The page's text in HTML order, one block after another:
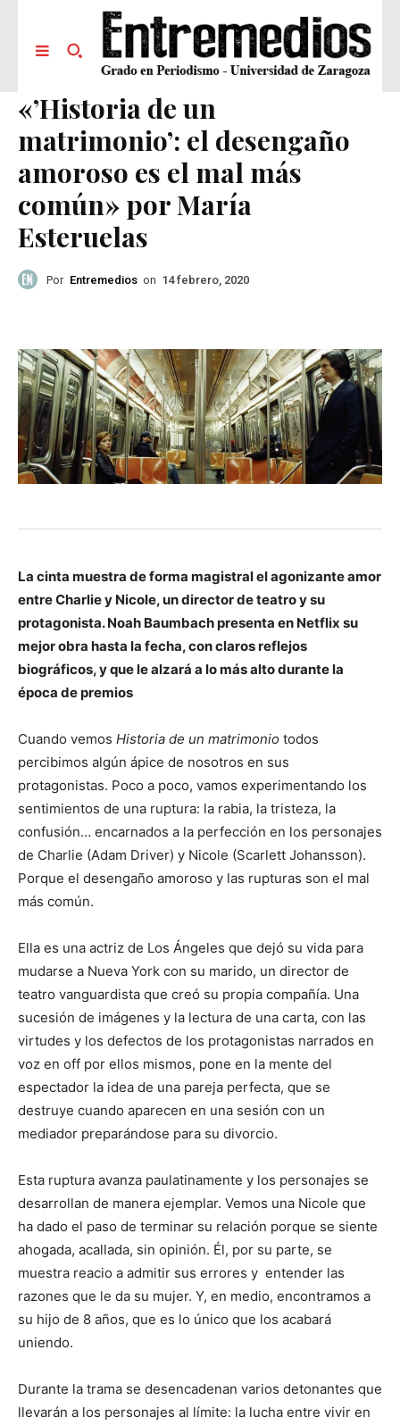
«’Historia de un
matrimonio’: el desengaño
amoroso es el mal más
común» por María
Esteruelas
Por Entremedios on 14 febrero, 2020
La cinta muestra de forma magistral el agonizante amor
entre Charlie y Nicole, un director de teatro y su
protagonista. Noah Baumbach presenta en Netflix su
mejor obra hasta la fecha, con claros reflejos
biográficos, y que le alzará a lo más alto durante la
época de premios
Cuando vemos Historia de un matrimonio todos
percibimos algún ápice de nosotros en sus
protagonistas. Poco a poco, vamos experimentando los
sentimientos de una ruptura: la rabia, la tristeza, la
confusión… encarnados a la perfección en los personajes
de Charlie (Adam Driver) y Nicole (Scarlett Johansson).
Porque el desengaño amoroso y las rupturas son el mal
más común.
Ella es una actriz de Los Ángeles que dejó su vida para
mudarse a Nueva York con su marido, un director de
teatro vanguardista que creó su propia compañía. Una
sucesión de imágenes y la lectura de una carta, con las
virtudes y los defectos de los protagonistas narrados en
voz en off por ellos mismos, pone en la mente del
espectador la idea de una pareja perfecta, que se
destruye cuando aparecen en una sesión con un
mediador preparándose para su divorcio.
Esta ruptura avanza paulatinamente y los personajes se
desarrollan de manera ejemplar. Vemos una Nicole que
ha dado el paso de terminar su relación porque se siente
ahogada, acallada, sin opinión. Él, por su parte, se
muestra reacio a admitir sus errores y entender las
razones que le da su mujer. Y, en medio, encontramos a
su hijo de 8 años, que es lo único que los acabará
uniendo.
Durante la trama se desencadenan varios detonantes que
llevarán a los personajes al límite: la lucha entre vivir en